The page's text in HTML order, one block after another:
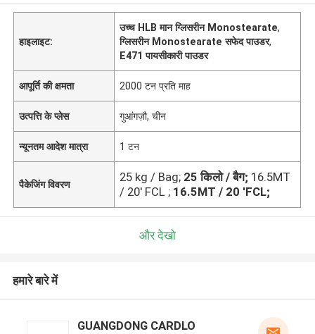
हाइलाइट:
उच्च HLB मान ग्लिसरीन Monostearate,
ग्लिसरीन Monostearate सफेद पाउडर,
E471 पायसीकारी पाउडर
आपूर्ति की क्षमता 2000 टन प्रति माह
उत्पत्ति के प्लेस गुआंगज़ौ, चीन
न्यूनतम आदेश मात्रा 1 टन
पैकेजिंग विवरण
25 kg / Bag; 25 किलो / बैग; 16.5MT
/ 20' FCL ; 16.5MT / 20 'FCL;
और देखो
हमारे बारे में
GUANGDONG CARDLO